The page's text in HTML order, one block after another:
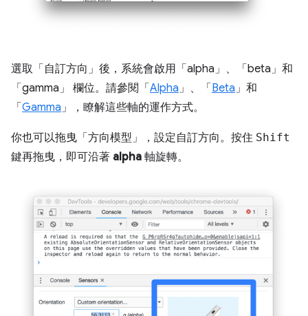
選取「自訂方向」 後，系統會啟用「alpha」 、「beta」 和
「gamma」
欄位。請參閱「 Alpha」、「 Beta」和
「 Gamma」，瞭解這些軸的運作方式。
你也可以拖曳「方向模型」 ，設定自訂方向。按住 Shift
鍵再拖曳，即可沿著 alpha 軸旋轉。